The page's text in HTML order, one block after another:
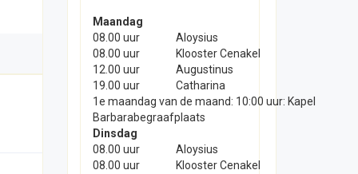
Maandag
08.00 uur
Aloysius
08.00 uur
Klooster Cenakel
12.00 uur
Augustinus
19.00 uur
Catharina
1e maandag van de maand: 10:00 uur: Kapel
Barbarabegraafplaats
Dinsdag
08.00 uur
Aloysius
08.00 uur
Klooster Cenakel